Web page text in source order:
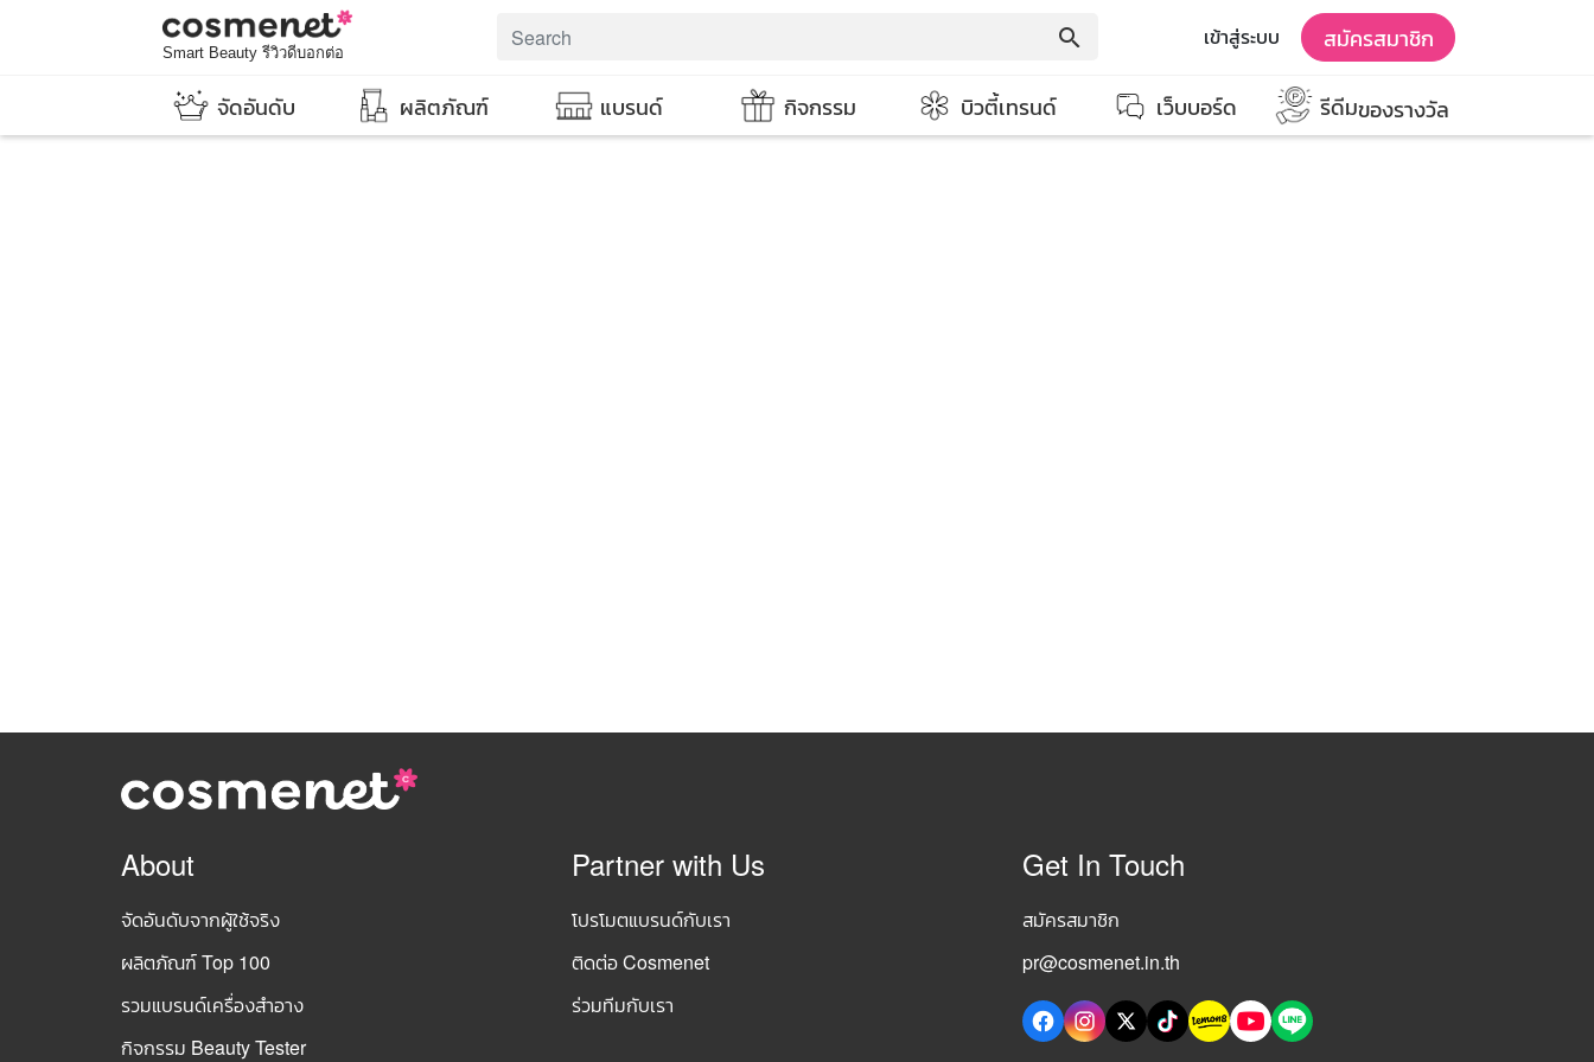
Smart Beauty รีวิวดีบอกต่อ
search เข้าสู่ระบบ สมัครสมาชิก
จัดอันดับ ผลิตภัณฑ์ แบรนด์ กิจกรรม บิวตี้เทรนด์ เว็บบอร์ด รีดีมของรางวัล
About
จัดอันดับจากผู้ใช้จริง
ผลิตภัณฑ์ Top 100
รวมแบรนด์เครื่องสำอาง
กิจกรรม Beauty Tester
Partner with Us
โปรโมตแบรนด์กับเรา
ติดต่อ Cosmenet
ร่วมทีมกับเรา
Get In Touch
สมัครสมาชิก
pr@cosmenet.in.th